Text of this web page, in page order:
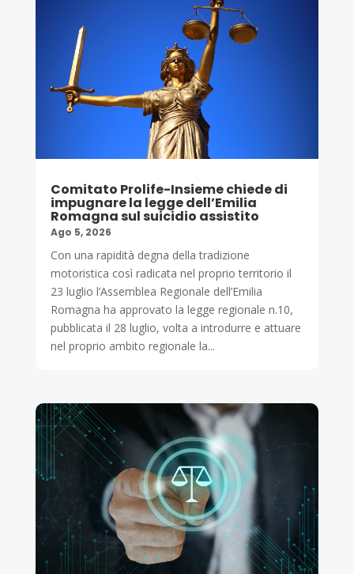
Comitato Prolife-Insieme chiede di
impugnare la legge dell’Emilia
Romagna sul suicidio assistito
Ago 5, 2026
Con una rapidità degna della tradizione
motoristica così radicata nel proprio territorio il
23 luglio l’Assemblea Regionale dell’Emilia
Romagna ha approvato la legge regionale n.10,
pubblicata il 28 luglio, volta a introdurre e attuare
nel proprio ambito regionale la...